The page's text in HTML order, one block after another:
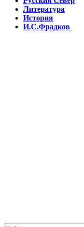
Литература
История
И.С.Фрадков